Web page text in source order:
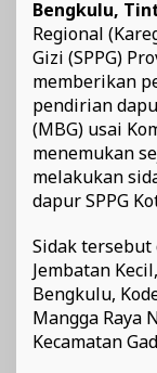
Bengkulu,
Regional
Gizi (SPPG)
memberikan
pendirian
(MBG) usai
menemukan
melakukan
dapur SPPG
Sidak tersebut
Jembatan
Bengkulu,
Mangga Raya
Kecamatan